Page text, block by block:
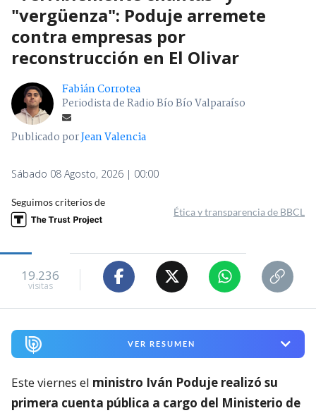
"vergüenza": Poduje arremete
contra empresas por
reconstrucción en El Olivar
Fabián Corrotea
Periodista de Radio Bío Bío Valparaíso
Publicado porJean Valencia
Sábado 08 Agosto, 2026 | 00:00
Seguimos criterios de
Ética y transparencia de BBCL
19.236
visitas
VER RESUMEN
Este viernes el ministro Iván Poduje realizó su
primera cuenta pública a cargo del Ministerio de